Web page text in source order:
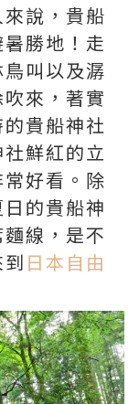
說，貴船
勝地！走
叫以及潺
來，著實
貴船神社
鮮紅的立
好看。除
的貴船神
線，是不
日本自由